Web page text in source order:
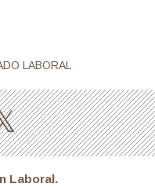
LABORAL
Laboral.